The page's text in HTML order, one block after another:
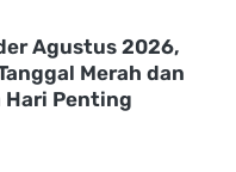
Agustus 2026,
Merah dan
Hari Penting